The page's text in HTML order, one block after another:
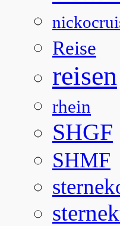
Reise
reisen
rhein
SHGF
SHMF